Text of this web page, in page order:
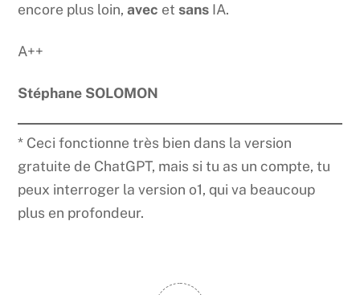
encore plus loin,avec etsans IA.
A++
Stéphane SOLOMON
* Ceci fonctionne très bien dans la version
gratuite de ChatGPT, mais si tu as un compte, tu
peux interroger la version o1, qui va beaucoup
plus en profondeur.